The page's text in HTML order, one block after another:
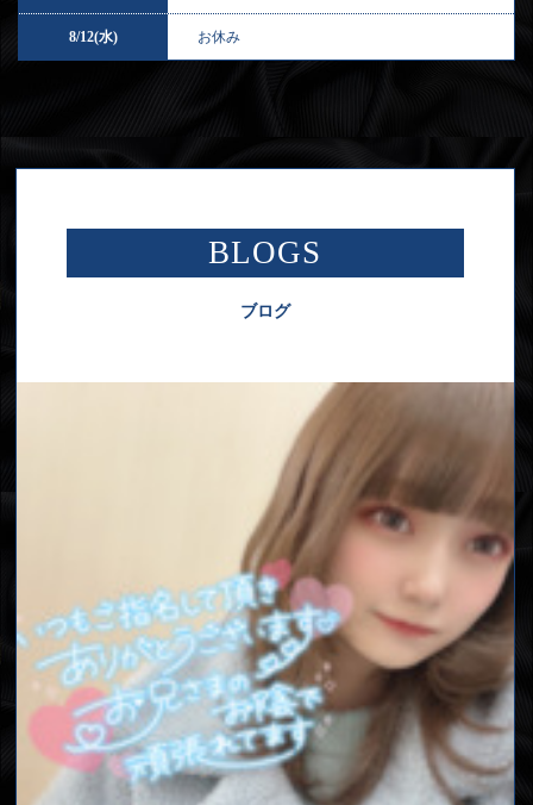
8/12(水) お休み
BLOGS
ブログ